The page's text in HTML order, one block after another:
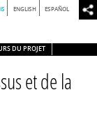
ENGLISH ESPAÑOL
DU PROJET
et de la